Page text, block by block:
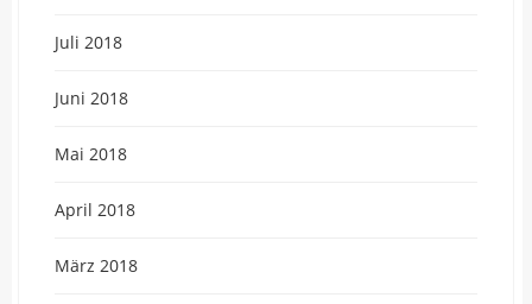
Juli 2018
Juni 2018
Mai 2018
April 2018
März 2018